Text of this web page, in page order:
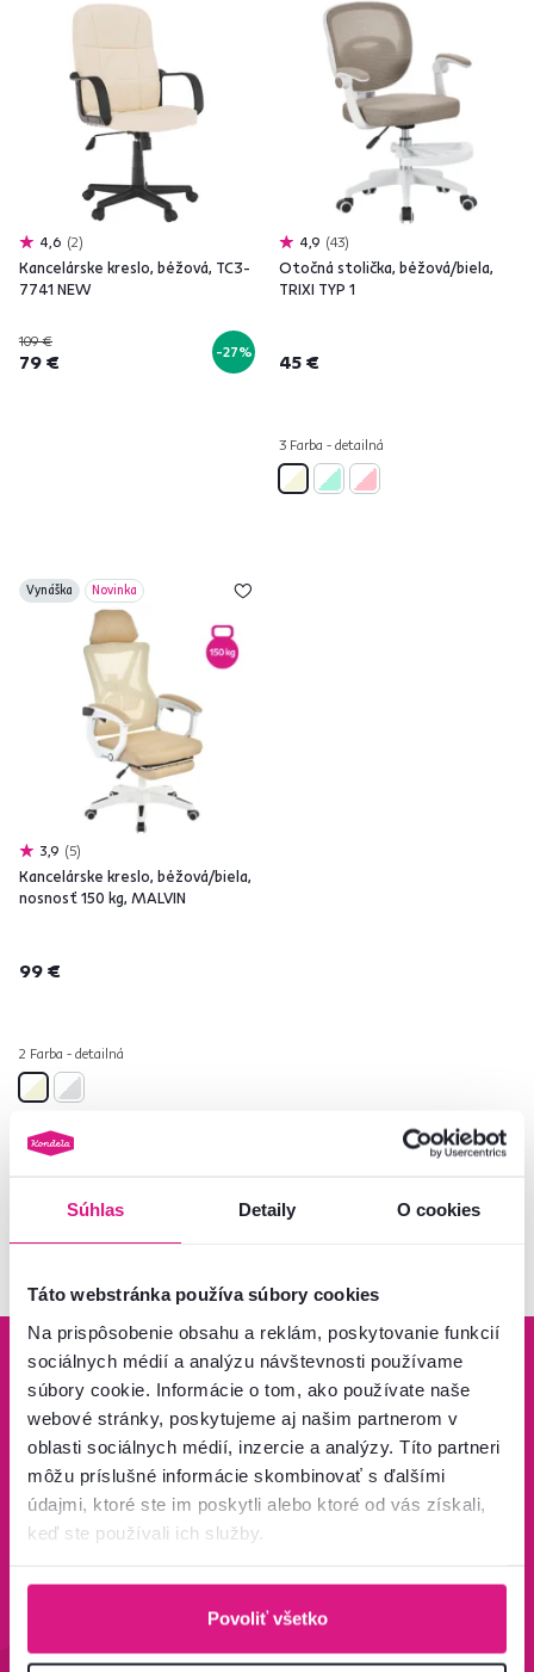
Súhlas Detaily O cookies
Táto webstránka používa súbory cookies
Na prispôsobenie obsahu a reklám, poskytovanie funkcií
sociálnych médií a analýzu návštevnosti používame
súbory cookie. Informácie o tom, ako používate naše
webové stránky, poskytujeme aj našim partnerom v
oblasti sociálnych médií, inzercie a analýzy. Títo partneri
môžu príslušné informácie skombinovať s ďalšími
údajmi, ktoré ste im poskytli alebo ktoré od vás získali,
keď ste používali ich služby.
Povoliť všetko
4,6 2
Kancelárske kreslo, béžová, TC3-
7741 NEW
109 €
79 € -27%
4,9 43
Otočná stolička, béžová/biela,
TRIXI TYP 1
45 €
3 Farba - detailná
Vynáška Novinka
3,9 5
Kancelárske kreslo, béžová/biela,
nosnosť 150 kg, MALVIN
99 €
2 Farba - detailná
Bezpečný nákup
Zistiť viac
Doprava od 199 €
zadarmo
Zisti viac
Zistiť viac
Vrátenie tovaru do 60 dní
Zistiť viac